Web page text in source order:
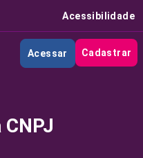
Acessibilidade
Acessar Cadastrar